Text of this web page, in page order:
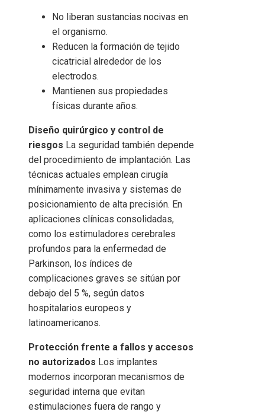
No liberan sustancias nocivas en
el organismo.
Reducen la formación de tejido
cicatricial alrededor de los
electrodos.
Mantienen sus propiedades
físicas durante años.
Diseño quirúrgico y control de
riesgos La seguridad también depende
del procedimiento de implantación. Las
técnicas actuales emplean cirugía
mínimamente invasiva y sistemas de
posicionamiento de alta precisión. En
aplicaciones clínicas consolidadas,
como los estimuladores cerebrales
profundos para la enfermedad de
Parkinson, los índices de
complicaciones graves se sitúan por
debajo del 5 %, según datos
hospitalarios europeos y
latinoamericanos.
Protección frente a fallos y accesos
no autorizados Los implantes
modernos incorporan mecanismos de
seguridad interna que evitan
estimulaciones fuera de rango y